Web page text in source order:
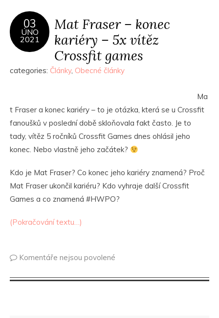
03
ÚNO
2021
Mat Fraser – konec
kariéry – 5x vítěz
Crossfit games
categories: Články, Obecné články
Ma
t Fraser a konec kariéry – to je otázka, která se u Crossfit
fanoušků v poslední době skloňovala fakt často. Je to
tady, vítěz 5 ročníků Crossfit Games dnes ohlásil jeho
konec. Nebo vlastně jeho začátek?
Kdo je Mat Fraser? Co konec jeho kariéry znamená? Proč
Mat Fraser ukončil kariéru? Kdo vyhraje další Crossfit
Games a co znamená #HWPO?
(Pokračování textu…)
Komentáře nejsou povolené